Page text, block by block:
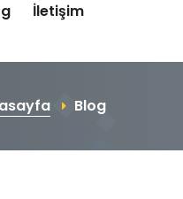
İletişim
Blog